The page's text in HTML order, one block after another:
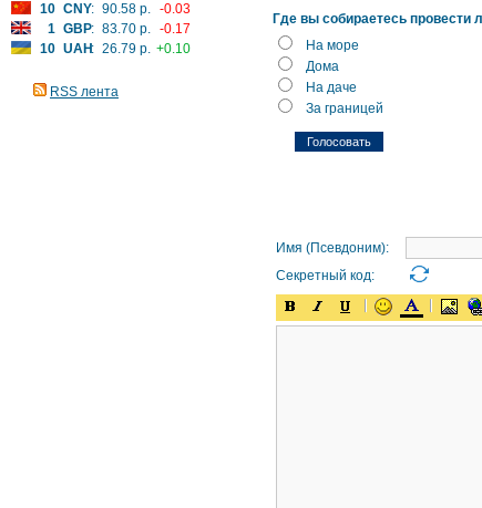
10 CNY: 90.58 р. -0.03
1 GBP: 83.70 р. -0.17
10 UAH: 26.79 р. +0.10
RSS лента
Где вы собираетесь провести
На море
Дома
На даче
За границей
Имя (Псевдоним):
Секретный код: